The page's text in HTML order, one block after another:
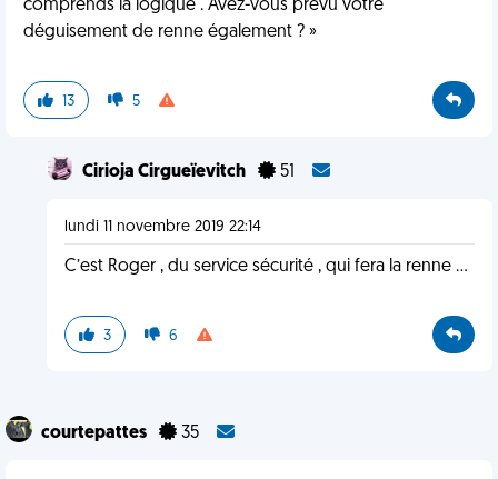
comprends la logique . Avez-vous prévu votre
déguisement de renne également ? »
13 5
Cirioja Cirgueïevitch 51
lundi 11 novembre 2019 22:14
C’est Roger , du service sécurité , qui fera la renne ...
3 6
courtepattes 35